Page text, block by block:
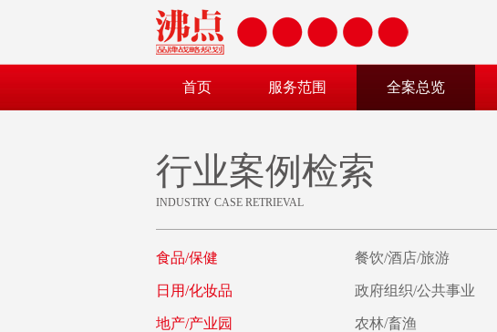
首页 服务范围 全案总览
行业案例检索
INDUSTRY CASE RETRIEVAL
食品/保健 餐饮/酒店/旅游
日用/化妆品 政府组织/公共事业
地产/产业园 农林/畜渔